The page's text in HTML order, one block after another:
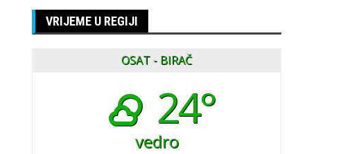
VRIJEME U REGIJI
OSAT - BIRAČ
24°
vedro